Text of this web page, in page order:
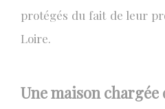
protégés du fait de leur
Loire.
Une maison chargée